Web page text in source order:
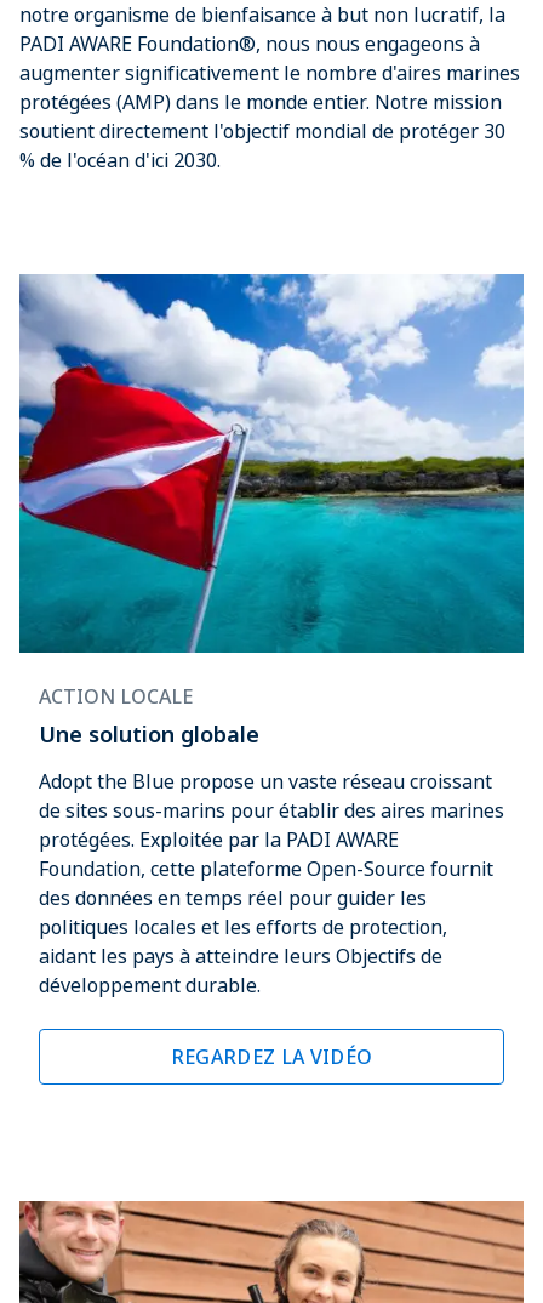
notre organisme de bienfaisance à but non lucratif, la
PADI AWARE Foundation®, nous nous engageons à
augmenter significativement le nombre d'aires marines
protégées (AMP) dans le monde entier. Notre mission
soutient directement l'objectif mondial de protéger 30
% de l'océan d'ici 2030.​
ACTION LOCALE
Une solution globale
Adopt the Blue propose un vaste réseau croissant
de sites sous-marins pour établir des aires marines
protégées. Exploitée par la PADI AWARE
Foundation, cette plateforme Open-Source fournit
des données en temps réel pour guider les
politiques locales et les efforts de protection,
aidant les pays à atteindre leurs Objectifs de
développement durable.
REGARDEZ LA VIDÉO